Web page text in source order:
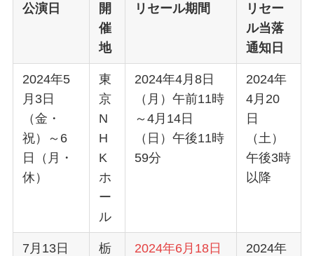
公演日
開
催
地
リセール期間
リセー
ル当落
通知日
2024年5
月3日
（金・
祝）～6
日（月・
休）
東
京
N
H
K
ホ
ー
ル
2024年4月8日
（月）午前11時
～4月14日
（日）午後11時
59分
2024年
4月20
日
（土）
午後3時
以降
7月13日
栃
2024年6月18日
2024年